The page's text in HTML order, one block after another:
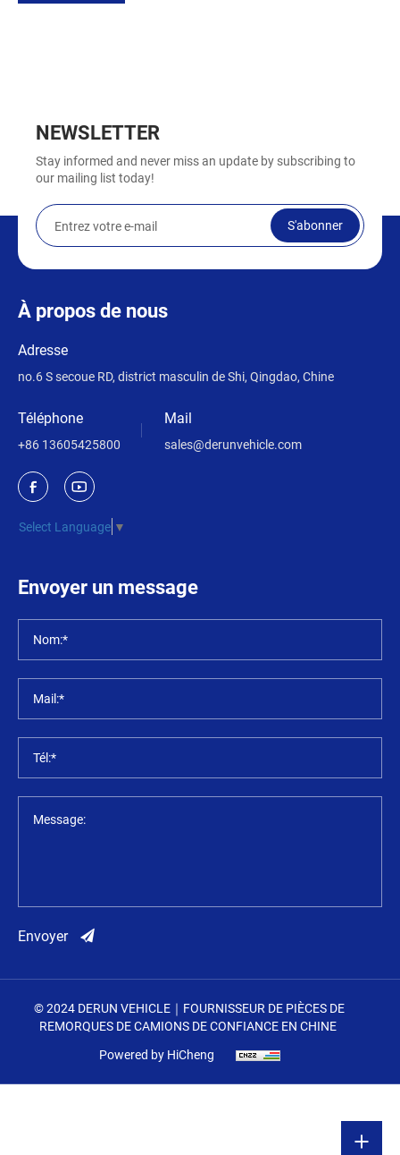
NEWSLETTER
Stay informed and never miss an update by subscribing to
our mailing list today!
S'abonner
À propos de nous
Adresse
no.6 S secoue RD, district masculin de Shi, Qingdao, Chine
Téléphone
+86 13605425800
Mail
sales@derunvehicle.com
Select Language ▼
Envoyer un message
Nom:*
Mail:*
Tél:*
Message:
Envoyer
© 2024 DERUN VEHICLE｜FOURNISSEUR DE PIÈCES DE
REMORQUES DE CAMIONS DE CONFIANCE EN CHINE
Powered by HiCheng